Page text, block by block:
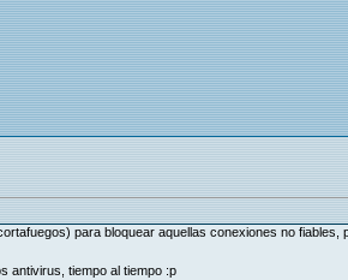
para bloquear aquellas conexiones no fiables,
antivirus, tiempo al tiempo :p